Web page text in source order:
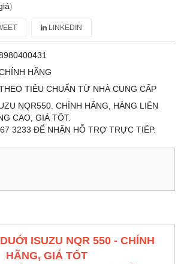
)
LINKEDIN
HÃNG
TIÊU CHUẨN TỪ NHÀ CUNG CẤP
NQR550. CHÍNH HÃNG, HÀNG LIÊN
CAO, GIÁ TỐT.
3233 ĐỂ NHẬN HỖ TRỢ TRỰC TIẾP.
ISUZU NQR 550 - CHÍNH
HÃNG, GIÁ TỐT